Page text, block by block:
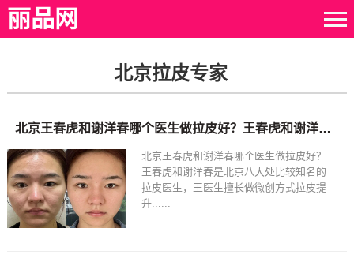
丽品网
北京拉皮专家
北京王春虎和谢洋春哪个医生做拉皮好？王春虎和谢洋春面部提升谁技术更好？
北京王春虎和谢洋春哪个医生做拉皮好？
王春虎和谢洋春是北京八大处比较知名的
拉皮医生，王医生擅长做微创方式拉皮提
升......